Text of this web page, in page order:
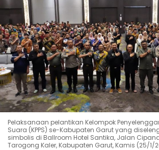
Pelaksanaan pelantikan Kelompok
Suara (KPPS) se-Kabupaten Garut yang
simbolis di Ballroom Hotel Santika, Jalan
Tarogong Kaler, Kabupaten Garut, Kamis (25/1/